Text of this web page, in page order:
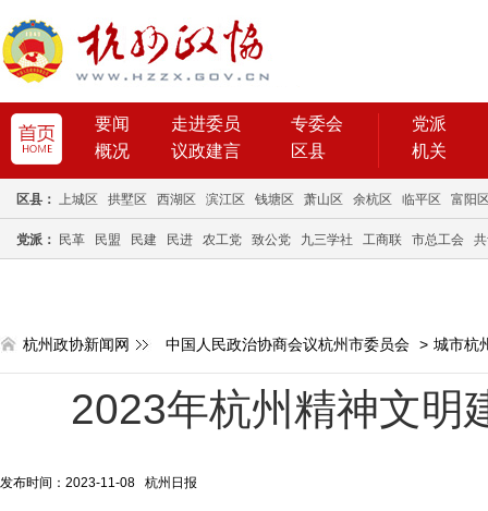
要闻 走进委员
专委会
概况
议政建言 区县
党派
机关
区县： 上城区 拱墅区 西湖区 滨江区 钱塘区 萧山区 余杭区 临平区 富阳
党派： 民革 民盟 民建 民进 农工党 致公党 九三学社 工商联 市总工会
杭州政协新闻网 中国人民政治协商会议杭州市委员会 > 城市杭
2023年杭州精神文明
发布时间：2023-11-08 杭州日报